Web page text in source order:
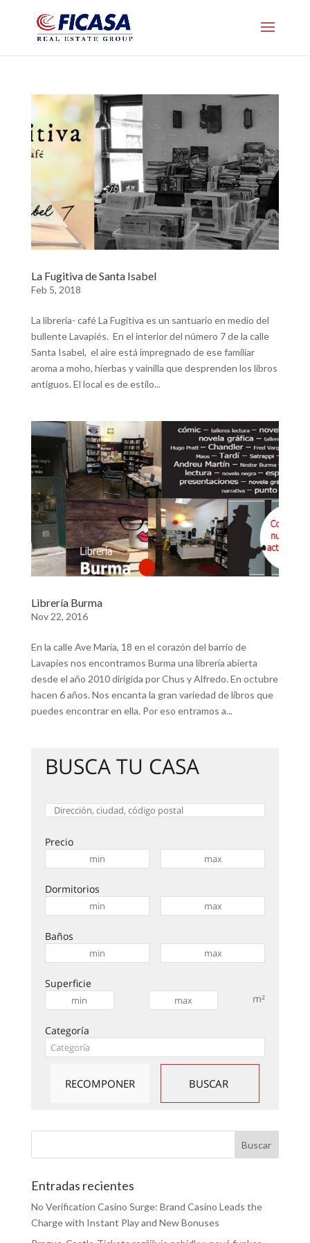
La Fugitiva de Santa Isabel
Feb 5, 2018
La librería- café La Fugitiva es un santuario en medio del
bullente Lavapiés. En el interior del número 7 de la calle
Santa Isabel, el aire está impregnado de ese familiar
aroma a moho, hierbas y vainilla que desprenden los libros
antiguos. El local es de estilo...
Librería Burma
Nov 22, 2016
En la calle Ave María, 18 en el corazón del barrio de
Lavapies nos encontramos Burma una librería abierta
desde el año 2010 dirigida por Chus y Alfredo. En octubre
hacen 6 años. Nos encanta la gran variedad de libros que
puedes encontrar en ella. Por eso entramos a...
BUSCA TU CASA
Precio
Dormitorios
Baños
Superficie
m²
Categoría
Entradas recientes
No Verification Casino Surge: Brand Casino Leads the
Charge with Instant Play and New Bonuses